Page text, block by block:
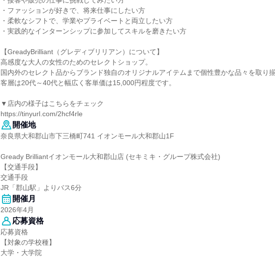
・ファッションが好きで、将来仕事にしたい方
・柔軟なシフトで、学業やプライベートと両⽴したい⽅
・実践的なインターンシップに参加してスキルを磨きたい⽅
【GreadyBrilliant（グレディブリリアン）について】
高感度な大人の女性のためのセレクトショップ。
国内外のセレクト品からブランド独自のオリジナルアイテムまで個性豊かな品々を取り
客層は20代～40代と幅広く客単価は15,000円程度です。
▼店内の様子はこちらをチェック
https://tinyurl.com/2hcf4rle
開催地
奈良県大和郡山市下三橋町741 イオンモール大和郡山1F
Gready Brilliantイオンモール大和郡山店 (セキミキ・グループ株式会社)
【交通手段】
交通手段
JR「郡山駅」よりバス6分
開催月
2026年4月
応募資格
応募資格
【対象の学校種】
大学・大学院